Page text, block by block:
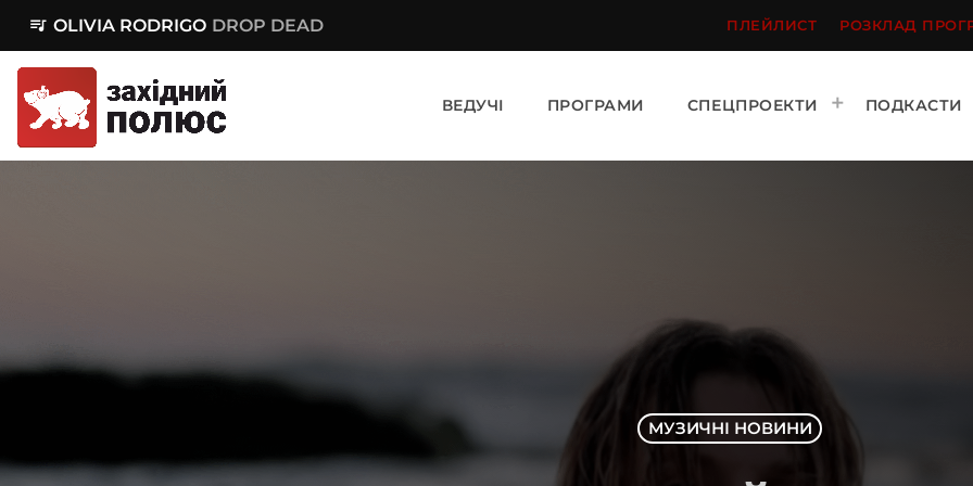
queue_music OLIVIA RODRIGO DROP DEAD ПЛЕЙЛИСТ РОЗКЛАД
ВЕДУЧІ ПРОГРАМИ СПЕЦПРОЕКТИ ПОДКАСТИ
МУЗИЧНІ НОВИНИ